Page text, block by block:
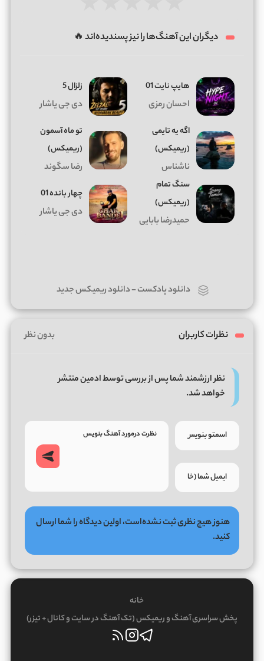
دیگران این آهنگ‌ها را نیز پسندیده‌اند 🔥
هایپ نایت 01
احسان رمزی
زلزال 5
دی جی یاشار
اگه یه تایمی
(ریمیکس)
ناشناس
تو ماه آسمون
(ریمیکس)
رضا سگوند
سنگ تمام
(ریمیکس)
حمیدرضا بابایی
چهار بانده 01
دی جی یاشار
دانلود پادکست-دانلود ریمیکس جدید
نظرات کاربران بدون نظر
نظر ارزشمند شما پس از بررسی توسط ادمین منتشر
خواهد شد.
هنوز هیچ نظری ثبت نشده‌است، اولین دیدگاه را شما ارسال
کنید.
خانه
پخش سراسری آهنگ و ریمیکس (تک آهنگ در سایت و کانال + تیزر)